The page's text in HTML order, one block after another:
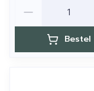
Bestel